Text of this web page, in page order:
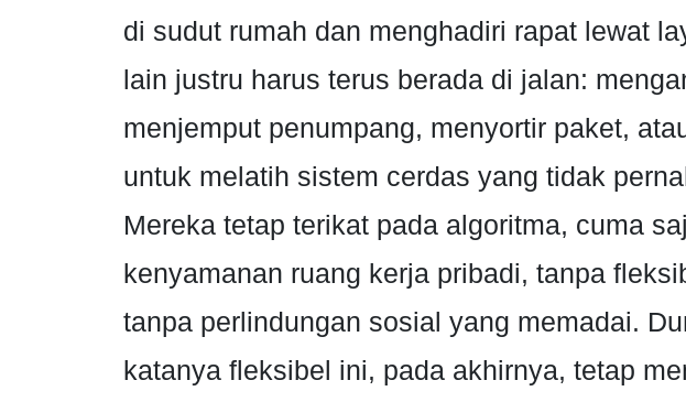
di sudut rumah dan menghadiri rapat lewat
lain justru harus terus berada di jalan:
menjemput penumpang, menyortir paket,
untuk melatih sistem cerdas yang tidak
Mereka tetap terikat pada algoritma, cuma
kenyamanan ruang kerja pribadi, tanpa
tanpa perlindungan sosial yang memadai.
katanya fleksibel ini, pada akhirnya, tetap